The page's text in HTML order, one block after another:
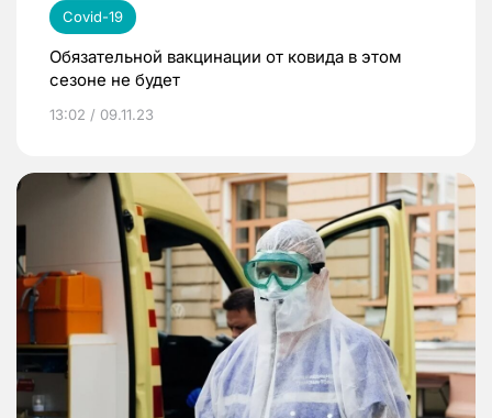
Covid-19
Обязательной вакцинации от ковида в этом
сезоне не будет
13:02 / 09.11.23